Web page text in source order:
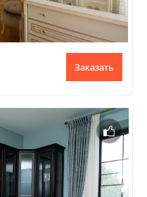
Заказать